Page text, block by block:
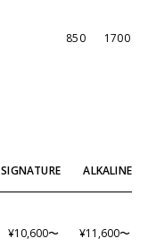
850 1700
SIGNATURE ALKALINE
¥10,600〜 ¥11,600〜